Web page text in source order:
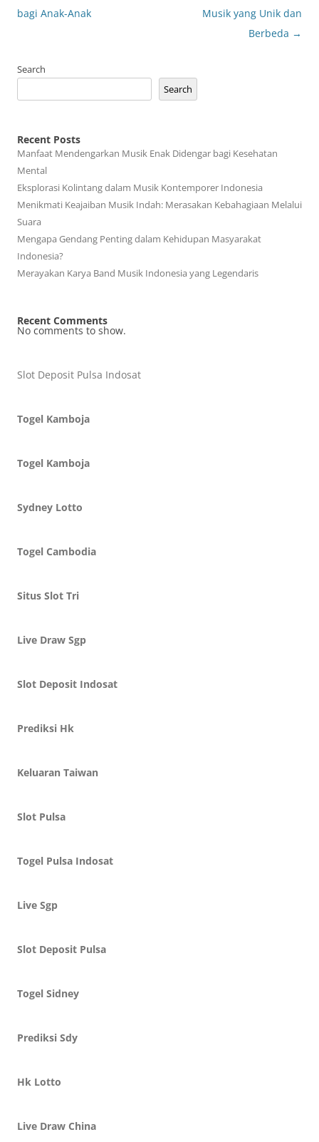
navigation
bagi Anak-Anak
Musik yang Unik dan
Berbeda →
Search
Search
Recent Posts
Manfaat Mendengarkan Musik Enak Didengar bagi Kesehatan
Mental
Eksplorasi Kolintang dalam Musik Kontemporer Indonesia
Menikmati Keajaiban Musik Indah: Merasakan Kebahagiaan Melalui
Suara
Mengapa Gendang Penting dalam Kehidupan Masyarakat
Indonesia?
Merayakan Karya Band Musik Indonesia yang Legendaris
Recent Comments
No comments to show.
Slot Deposit Pulsa Indosat
Togel Kamboja
Togel Kamboja
Sydney Lotto
Togel Cambodia
Situs Slot Tri
Live Draw Sgp
Slot Deposit Indosat
Prediksi Hk
Keluaran Taiwan
Slot Pulsa
Togel Pulsa Indosat
Live Sgp
Slot Deposit Pulsa
Togel Sidney
Prediksi Sdy
Hk Lotto
Live Draw China